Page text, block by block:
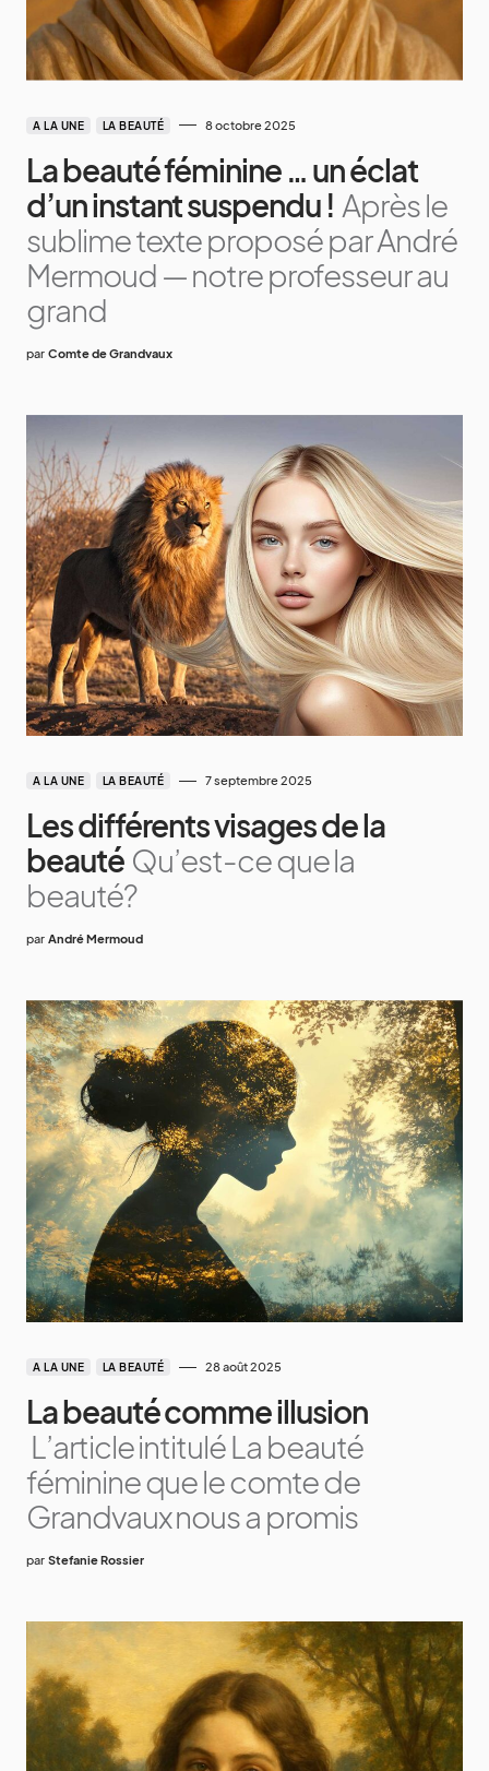
A LA UNE LA BEAUTÉ 8 octobre 2025
La beauté féminine … un éclat
d’un instant suspendu ! Après le
sublime texte proposé par André
Mermoud — notre professeur au
grand
par Comte de Grandvaux
A LA UNE LA BEAUTÉ 7 septembre 2025
Les différents visages de la
beauté Qu’est-ce que la
beauté?
par André Mermoud
A LA UNE LA BEAUTÉ 28 août 2025
La beauté comme illusion
L’article intitulé La beauté
féminine que le comte de
Grandvaux nous a promis
par Stefanie Rossier